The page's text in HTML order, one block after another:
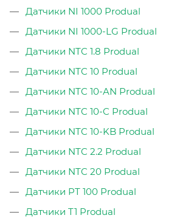
Датчики NI 1000 Produal
Датчики NI 1000-LG Produal
Датчики NTC 1.8 Produal
Датчики NTC 10 Produal
Датчики NTC 10-AN Produal
Датчики NTC 10-C Produal
Датчики NTC 10-KB Produal
Датчики NTC 2.2 Produal
Датчики NTC 20 Produal
Датчики PT 100 Produal
Датчики T1 Produal